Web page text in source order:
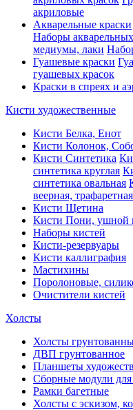
акриловые
Акварельные краски
Наборы
медиумы, лаки
Гуашевые краски
гуашевых красок
Краски в спреях и
Кисти художественные
Кисти Белка, Енот
Кисти Колонок,
Кисти Синтетика
синтетика круглая
синтетика овальная
веерная, трафаретная
Кисти Щетина
Кисти Пони, ушной
Наборы кистей
Кисти-резервуары
Кисти каллиграфия
Мастихины
Поролоновые,
Очистители кистей
Холсты
Холсты
ДВП грунтованное
Планшеты
Сборные модули
Рамки багетные
Холсты c эскизом,